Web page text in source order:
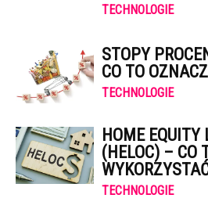
TECHNOLOGIE
STOPY
CO TO
TECHNOLOGIE
HOME EQUITY
(HELOC) – CO
TECHNOLOGIE